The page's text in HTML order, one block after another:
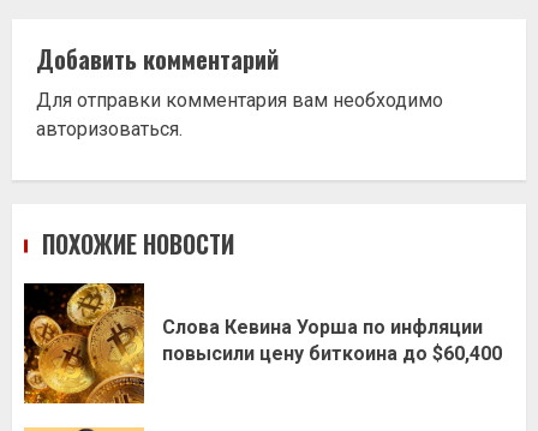
Добавить комментарий
Для отправки комментария вам необходимо
авторизоваться.
ПОХОЖИЕ НОВОСТИ
Слова Кевина Уорша по инфляции
повысили цену биткоина до $60,400